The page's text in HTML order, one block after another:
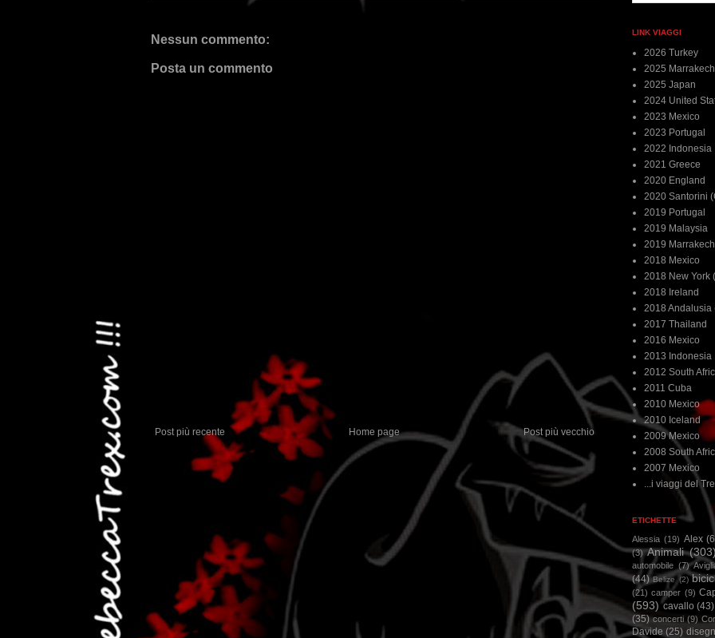
Nessun commento:
Posta un commento
Post più recente Post più vecchio
Home page
LINK VIAGGI
2026 Turkey
2025
2025 Japan
2024 United
2023 Mexico
2023 Portugal
2022 Indonesia
2021 Greece
2020 England
2020 Santorini
2019 Portugal
2019 Malaysia
2019
2018 Mexico
2018 New York
2018 Ireland
2018 Andalusia
2017 Thailand
2016 Mexico
2013 Indonesia
2012 South
2011 Cuba
2010 Mexico
2010 Iceland
2009 Mexico
2008 South
2007 Mexico
...i viaggi del
ETICHETTE
Alessia (19) Alex
(3) Animali
automobile (7)
(44) Belize (2)
(21) camper (9)
(593) cavallo (43)
(35) concerti (9)
Davide (25)